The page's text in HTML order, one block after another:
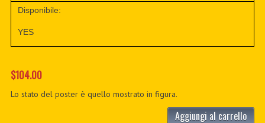
Disponibile:
YES
$104.00
Lo stato del poster è quello mostrato in figura.
Aggiungi al carrello